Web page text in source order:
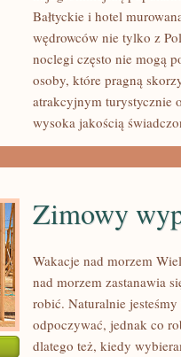
KIEDY
NAJOGROMNIEJSZA
ILOŚĆ
PODRÓŻNIKÓW
POSTANAWIA
WYBRAĆ
SIĘ
NA
Bałtyckie i hotel
wędrowców nie tylko z
noclegi często nie mogą
osoby, które pragną
atrakcyjnym turystycznie
wysoka jakością
Zimowy
Wakacje nad morzem
nad morzem zastanawia
robić. Naturalnie
odpoczywać, jednak co
dlatego też, kiedy